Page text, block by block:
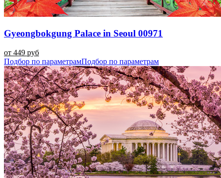
Gyeongbokgung Palace in Seoul 00971
от 449 руб
Подбор по параметрамПодбор по параметрам